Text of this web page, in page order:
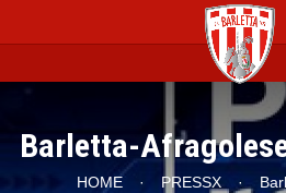
Barletta-
HOME · PRESSX ·